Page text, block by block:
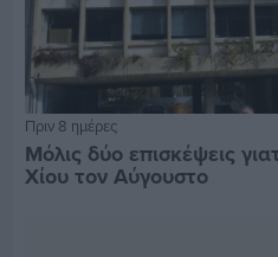
Πριν 8 ημέρες
Μόλις δύο επισκέψεις
Χίου τον Αύγουστο